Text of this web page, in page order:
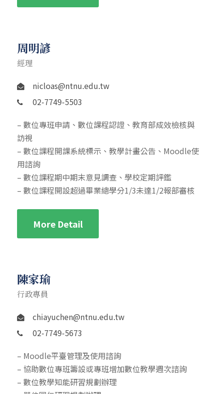
周明諺
經理
nicloas@ntnu.edu.tw
02-7749-5503
– 數位專班申請、數位課程認證、教育部成效檢核與
訪視
– 數位課程開課系統標示、教學計畫公告、Moodle使
用諮詢
– 數位課程期中期末意見調查、學校定期評鑑
– 數位課程開設超過畢業總學分1/3未達1/2報部審核
More Detail
陳家瑜
行政專員
chiayuchen@ntnu.edu.tw
02-7749-5673
– Moodle平臺管理及使用諮詢
– 協助數位專班籌設或專班增加數位教學週次諮詢
– 數位教學知能研習規劃辦理